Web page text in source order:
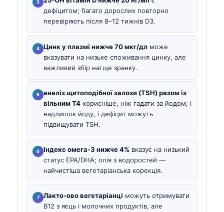
дефіцитом; багато дорослих повторно
перевіряють після 8–12 тижнів D3.
Цинк у плазмі нижче 70 мкг/дл може
вказувати на низьке споживання цинку, але
важливий збір натще зранку.
аналіз щитоподібної залози (TSH) разом із
вільним T4 корисніше, ніж гадати за йодом; і
надлишок йоду, і дефіцит можуть
підвищувати TSH.
Індекс омега-3 нижче 4% вказує на низький
статус EPA/DHA; олія з водоростей —
найчистіша вегетаріанська корекція.
Лакто-ово вегетаріанці можуть отримувати
B12 з яєць і молочних продуктів, але